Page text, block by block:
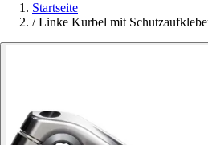
Startseite
/ Linke Kurbel mit